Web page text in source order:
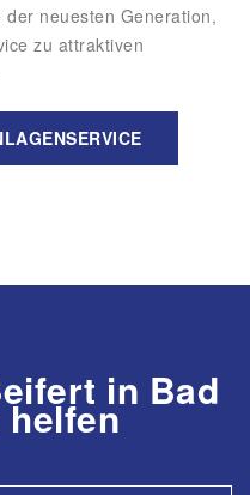
neuesten Generation,
zu attraktiven
in Bad